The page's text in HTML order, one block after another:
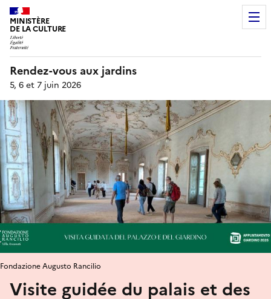
MINISTÈRE
DE LA CULTURE
Rendez-vous aux jardins
5, 6 et 7 juin 2026
Visite guidée du palais et des
Fondazione Augusto Rancilio